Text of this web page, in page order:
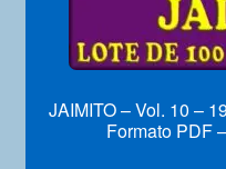
JAIMITO – Vol. 10 –
Formato PDF